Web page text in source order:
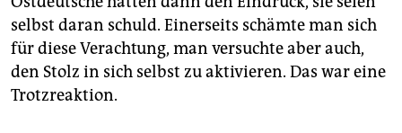
selbst daran schuld. Einerseits schämte man sich
für diese Verachtung, man versuchte aber auch,
den Stolz in sich selbst zu aktivieren. Das war eine
Trotzreaktion.